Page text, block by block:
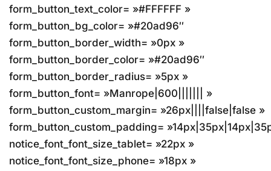
form_button_text_color= »#FFFFFF »
form_button_bg_color= »#20ad96″
form_button_border_width= »0px »
form_button_border_color= »#20ad96″
form_button_border_radius= »5px »
form_button_font= »Manrope|600||||||| »
form_button_custom_margin= »26px||||false|false »
form_button_custom_padding=
notice_font_font_size_tablet= »22px »
notice_font_font_size_phone= »18px »